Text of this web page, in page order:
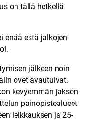
on tällä hetkellä
enää estä jalkojen
jälkeen noin
ovet avautuivat.
kevyemmän jakson
painopistealueet
leikkauksen ja 25-